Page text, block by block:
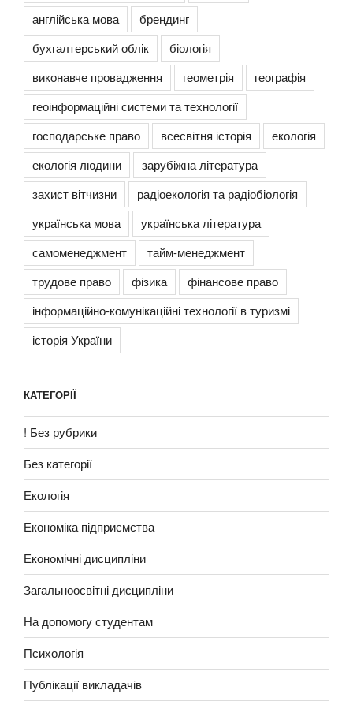
англійська мова
брендинг
бухгалтерський облік
біологія
виконавче провадження
геометрія
географія
геоінформаційні системи та технології
господарське право
всесвітня історія
екологія
екологія людини
зарубіжна література
захист вітчизни
радіоекологія та радіобіологія
українська мова
українська література
самоменеджмент
тайм-менеджмент
трудове право
фізика
фінансове право
інформаційно-комунікаційні технології в туризмі
історія України
КАТЕГОРІЇ
! Без рубрики
Без категорії
Екологія
Економіка підприємства
Економічні дисципліни
Загальноосвітні дисципліни
На допомогу студентам
Психологія
Публікації викладачів